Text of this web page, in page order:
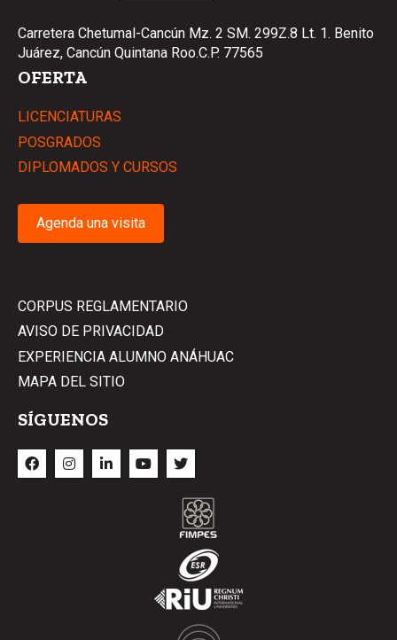
Carretera Chetumal-Cancún Mz. 2 SM. 299Z.8 Lt. 1. Benito
Juárez, Cancún Quintana Roo.C.P. 77565
OFERTA
LICENCIATURAS
POSGRADOS
DIPLOMADOS Y CURSOS
Agenda una visita
CORPUS REGLAMENTARIO
AVISO DE PRIVACIDAD
EXPERIENCIA ALUMNO ANÁHUAC
MAPA DEL SITIO
SÍGUENOS